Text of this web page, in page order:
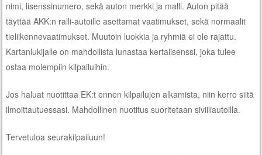
nimi, lisenssinumero, sekä auton merkki ja malli. Auton pitää
täyttää AKK:n ralli-autoille asettamat vaatimukset, sekä normaalit
tieliikennevaatimukset. Muutoin luokkia ja ryhmiä ei ole rajattu.
Kartanlukijalle on mahdollista lunastaa kertalisenssi, joka tulee
ostaa molempiin kilpailuihin.
Jos haluat nuotittaa EK:t ennen kilpailujen alkamista, niin kerro siitä
ilmoittautuessasi. Mahdollinen nuotitus suoritetaan siviiliautoilla.
Tervetuloa seurakilpailuun!